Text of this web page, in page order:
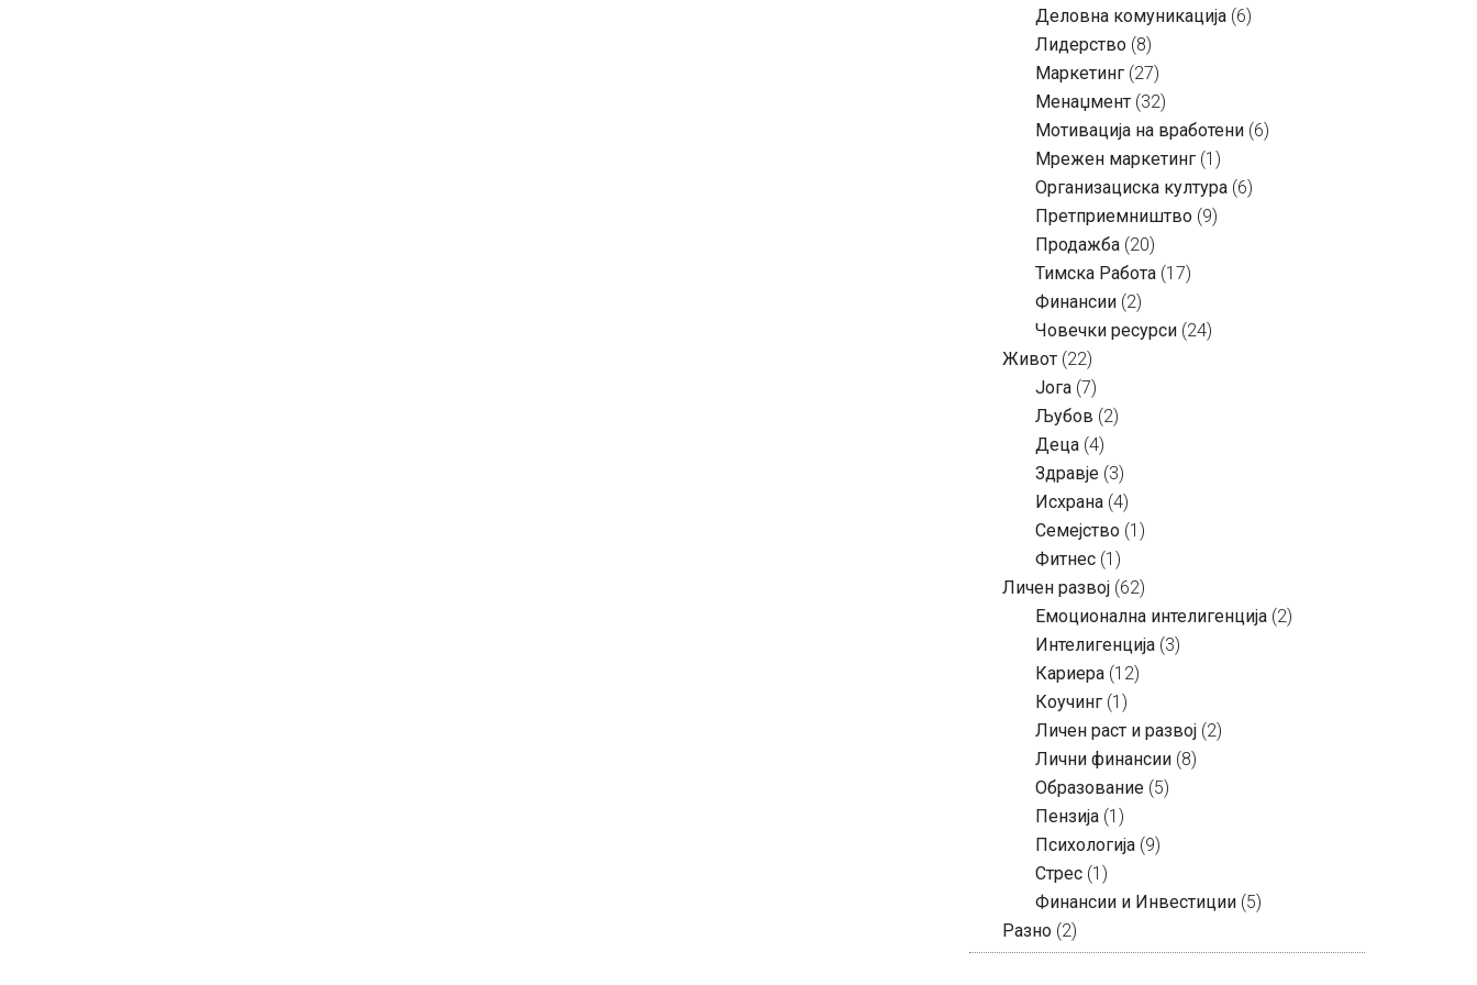
Деловна комуникација (6)
Лидерство (8)
Маркетинг (27)
Менаџмент (32)
Мотивација на вработени (6)
Мрежен маркетинг (1)
Организациска култура (6)
Претприемништво (9)
Продажба (20)
Тимска Работа (17)
Финансии (2)
Човечки ресурси (24)
Живот (22)
Јога (7)
Љубов (2)
Деца (4)
Здравје (3)
Исхрана (4)
Семејство (1)
Фитнес (1)
Личен развој (62)
Емоционална интелигенција (2)
Интелигенција (3)
Кариера (12)
Коучинг (1)
Личен раст и развој (2)
Лични финансии (8)
Образование (5)
Пензија (1)
Психологија (9)
Стрес (1)
Финансии и Инвестиции (5)
Разно (2)